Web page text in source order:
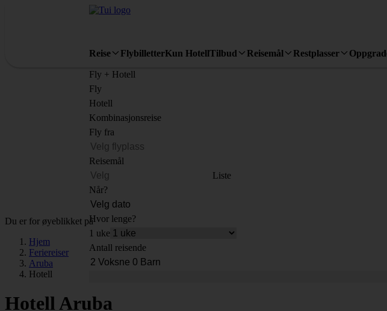
Reise FlybilletterKun HotellTilbud Reisemål Restplasser
Fly + Hotell
Fly
Hotell
Kombinasjonsreise
Fly fra
Reisemål
Liste
Når?
Hvor lenge?
1 uke
Antall reisende
Du er for øyeblikket på
Hjem
Feriereiser
Aruba
Hotell
Hotell Aruba